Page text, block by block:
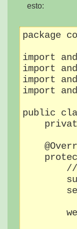
esto:
package
import
import
import
import
public